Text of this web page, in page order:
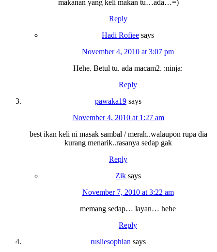
makanan yang keli makan tu…ada…=)
Reply
Hadi Rofiee says
November 4, 2010 at 3:07 pm
Hehe. Betul tu. ada macam2. :ninja:
Reply
pawaka19 says
November 4, 2010 at 1:27 am
best ikan keli ni masak sambal / merah..walaupon rupa dia
kurang menarik..rasanya sedap gak
Reply
Zik says
November 7, 2010 at 3:22 am
memang sedap… layan… hehe
Reply
rusliesophian says